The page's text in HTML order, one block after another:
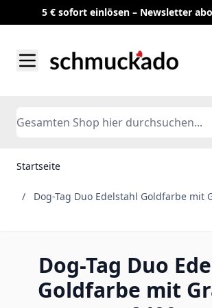
5 € sofort einlösen – Newsletter
Search
Startseite
/ Dog-Tag Duo Edelstahl Goldfarbe mit
Dog-Tag Duo
Goldfarbe mit